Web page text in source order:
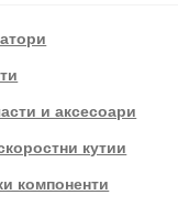
и аксесоари
кутии
компоненти